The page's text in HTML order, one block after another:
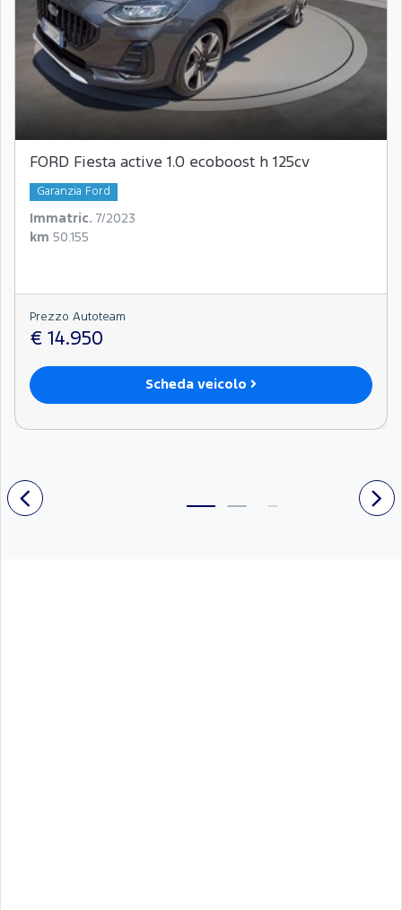
FORD Fiesta active 1.0 ecoboost h 125cv
Garanzia Ford
Immatric. 7/2023
km 50.155
Prezzo Autoteam
€ 14.950
Scheda veicolo